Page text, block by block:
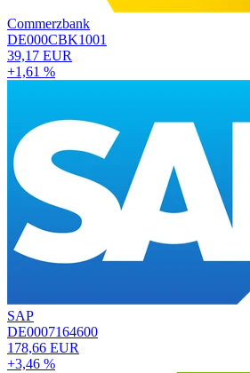
Commerzbank
DE000CBK1001
39,17 EUR
+1,61 %
SAP
DE0007164600
178,66 EUR
+3,46 %